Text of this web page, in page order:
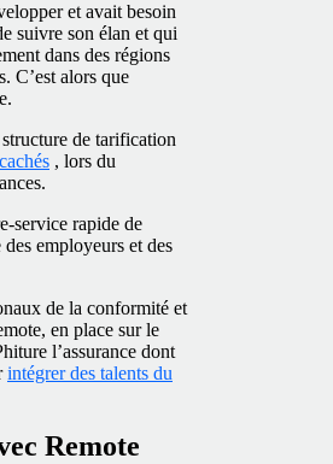
et avait besoin
suivre son élan et qui
dans des régions
C’est alors que
de tarification
, lors du
service rapide de
employeurs et des
de la conformité et
en place sur le
l’assurance dont
intégrer des talents du
Remote